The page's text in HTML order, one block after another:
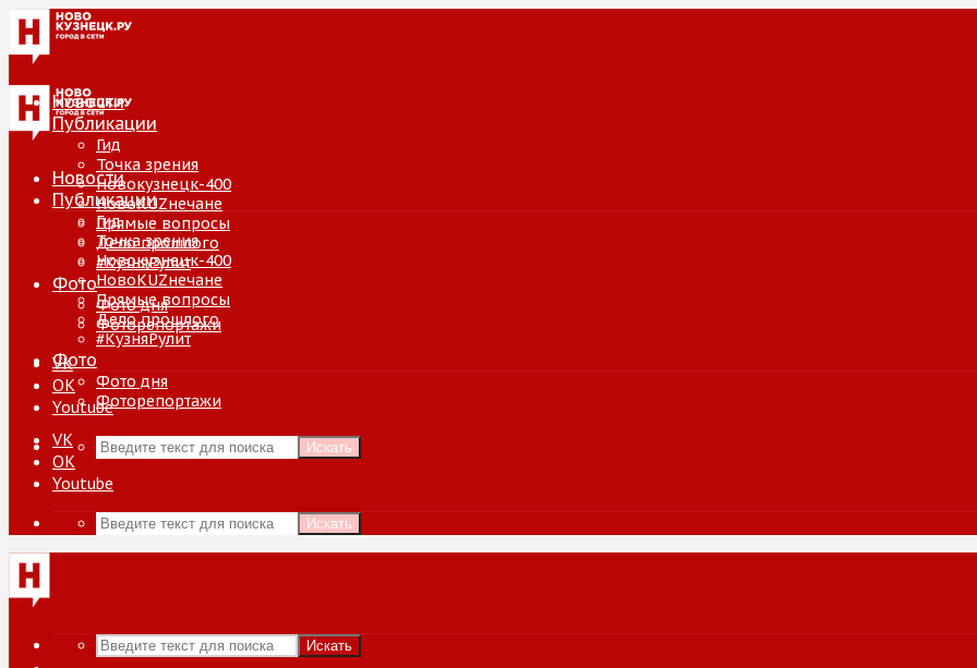
Новости
Публикации
Гид
Точка зрения
Новокузнецк-400
НовоKUZнечане
Прямые вопросы
Дело прошлого
#КузняРулит
Фото
Фото дня
Фоторепортажи
VK
ОК
Youtube
Искать
Новости
Публикации
Гид
Точка зрения
Новокузнецк-400
НовоKUZнечане
Прямые вопросы
Дело прошлого
#КузняРулит
Фото
Фото дня
Фоторепортажи
VK
ОК
Youtube
Искать
Искать